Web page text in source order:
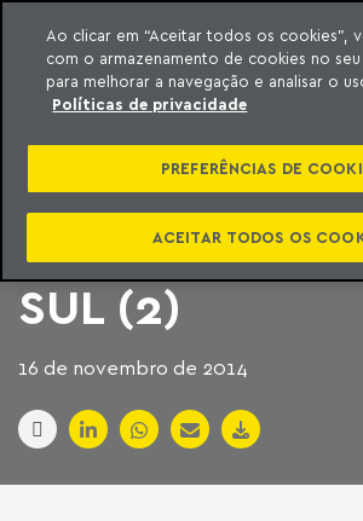
o conteúdo
Machado Meyer
MACHADO
COMPLETA 15
NO RIO
SUL (2)
16 de novembro de 2014
Ao clicar em “Aceitar todos os cookies”,
com o armazenamento de cookies no
para melhorar a navegação e analisar o
Políticas de privacidade
PREFERÊNCIAS DE
ACEITAR TODOS OS